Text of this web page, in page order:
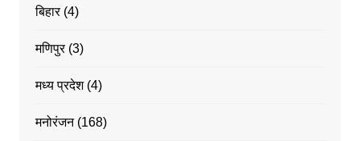
बिहार(4)
मणिपुर(3)
मध्य प्रदेश(4)
मनोरंजन(168)